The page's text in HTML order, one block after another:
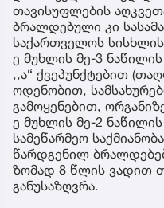
თავისუფლების
ბრალდებული კი
საქართველოს
ე მუხლის მე-3
,,ა“ ქვეპუნქტებით
ოდენობით,
გამოყენებით,
ე მუხლის მე-2
სამეწარმეო
წარდგენილ
ზომად 8 წლის ვადით
განუსაზღვრა.